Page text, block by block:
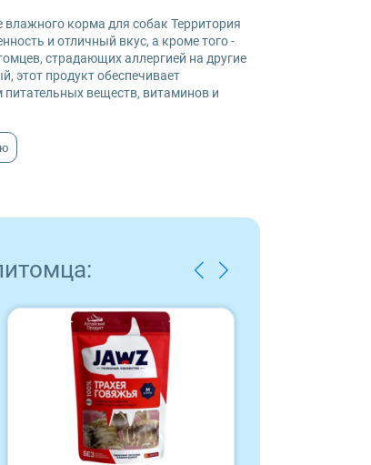
корма для собак Территория
и отличный вкус, а кроме того -
страдающих аллергией на другие
этот продукт обеспечивает
веществ, витаминов и